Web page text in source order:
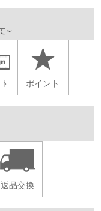
ﾄ ポイント
返品交換